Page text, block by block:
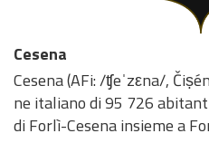
Cesena
Cesena (AFi: /ʧeˈzεna/,
ne italiano di 95 726
di Forlì-Cesena insieme a